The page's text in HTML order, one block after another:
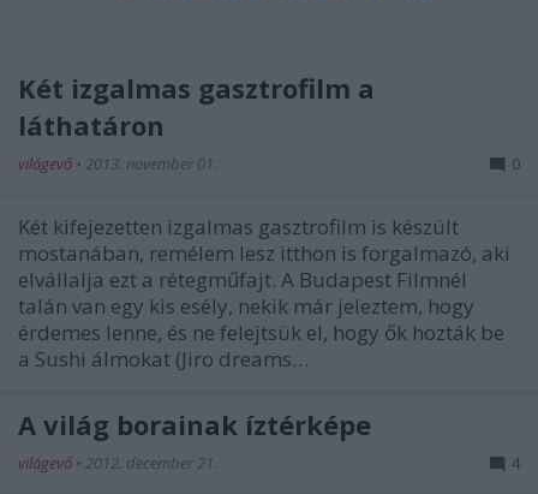
Két izgalmas gasztrofilm a
láthatáron
világevő • 2013. november 01. 0
Két kifejezetten izgalmas gasztrofilm is készült
mostanában, remélem lesz itthon is forgalmazó, aki
elvállalja ezt a rétegműfajt. A Budapest Filmnél
talán van egy kis esély, nekik már jeleztem, hogy
érdemes lenne, és ne felejtsük el, hogy ők hozták be
a Sushi álmokat (Jiro dreams…
A világ borainak íztérképe
világevő • 2012. december 21. 4